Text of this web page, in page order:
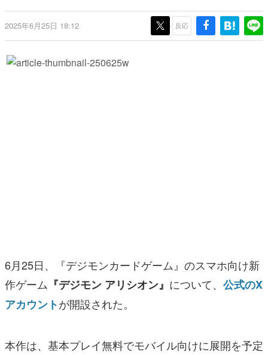
ゲーム世代の作家たち
ゲームに多大な影響を受けた作家さんに取材し、ゲームが
日本のコンテンツ産業やカルチャーに与えた影響を探る企
画です。
日本モバイルゲーム産業史
カテゴリ
特集記事
マンガ
2025年6月25日 18:12 反応
6月25日、『デジモンカードゲーム』のスマホ向け新
作ゲーム 『デジモン アリシオン』 について、 公式のX
アカウントが開設された。
本作は、基本プレイ無料でモバイル向けに展開を予定